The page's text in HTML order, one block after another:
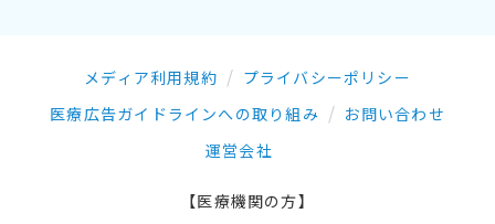
メディア利用規約
プライバシーポリシー
医療広告ガイドラインへの取り組み
お問い合わせ
運営会社
【医療機関の方】